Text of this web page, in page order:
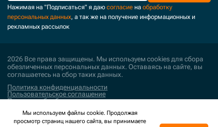
Нажимая на "Подписаться" я даю согласие на обработку
персональных данных, а так же на получение информационных и
рекламных рассылок
2026 Все права защищены. Мы используем cookies для сбора
обезличенных персональных данных. Оставаясь на сайте, вы
соглашаетесь на сбор таких данных.
Политика конфиденциальности
Пользовательское соглашение
Политика обработки персональных данных
Поддержка и развитие
Мы используем файлы cookie. Продолжая
просмотр страниц нашего сайта, вы принимаете